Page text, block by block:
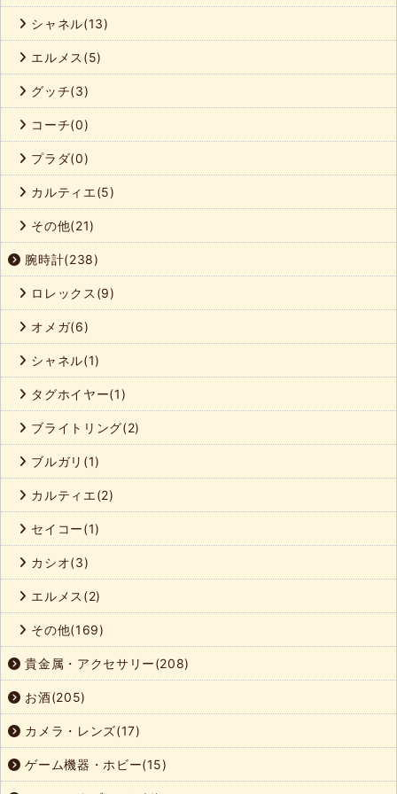
シャネル(13)
エルメス(5)
グッチ(3)
コーチ(0)
プラダ(0)
カルティエ(5)
その他(21)
腕時計(238)
ロレックス(9)
オメガ(6)
シャネル(1)
タグホイヤー(1)
ブライトリング(2)
ブルガリ(1)
カルティエ(2)
セイコー(1)
カシオ(3)
エルメス(2)
その他(169)
貴金属・アクセサリー(208)
お酒(205)
カメラ・レンズ(17)
ゲーム機器・ホビー(15)